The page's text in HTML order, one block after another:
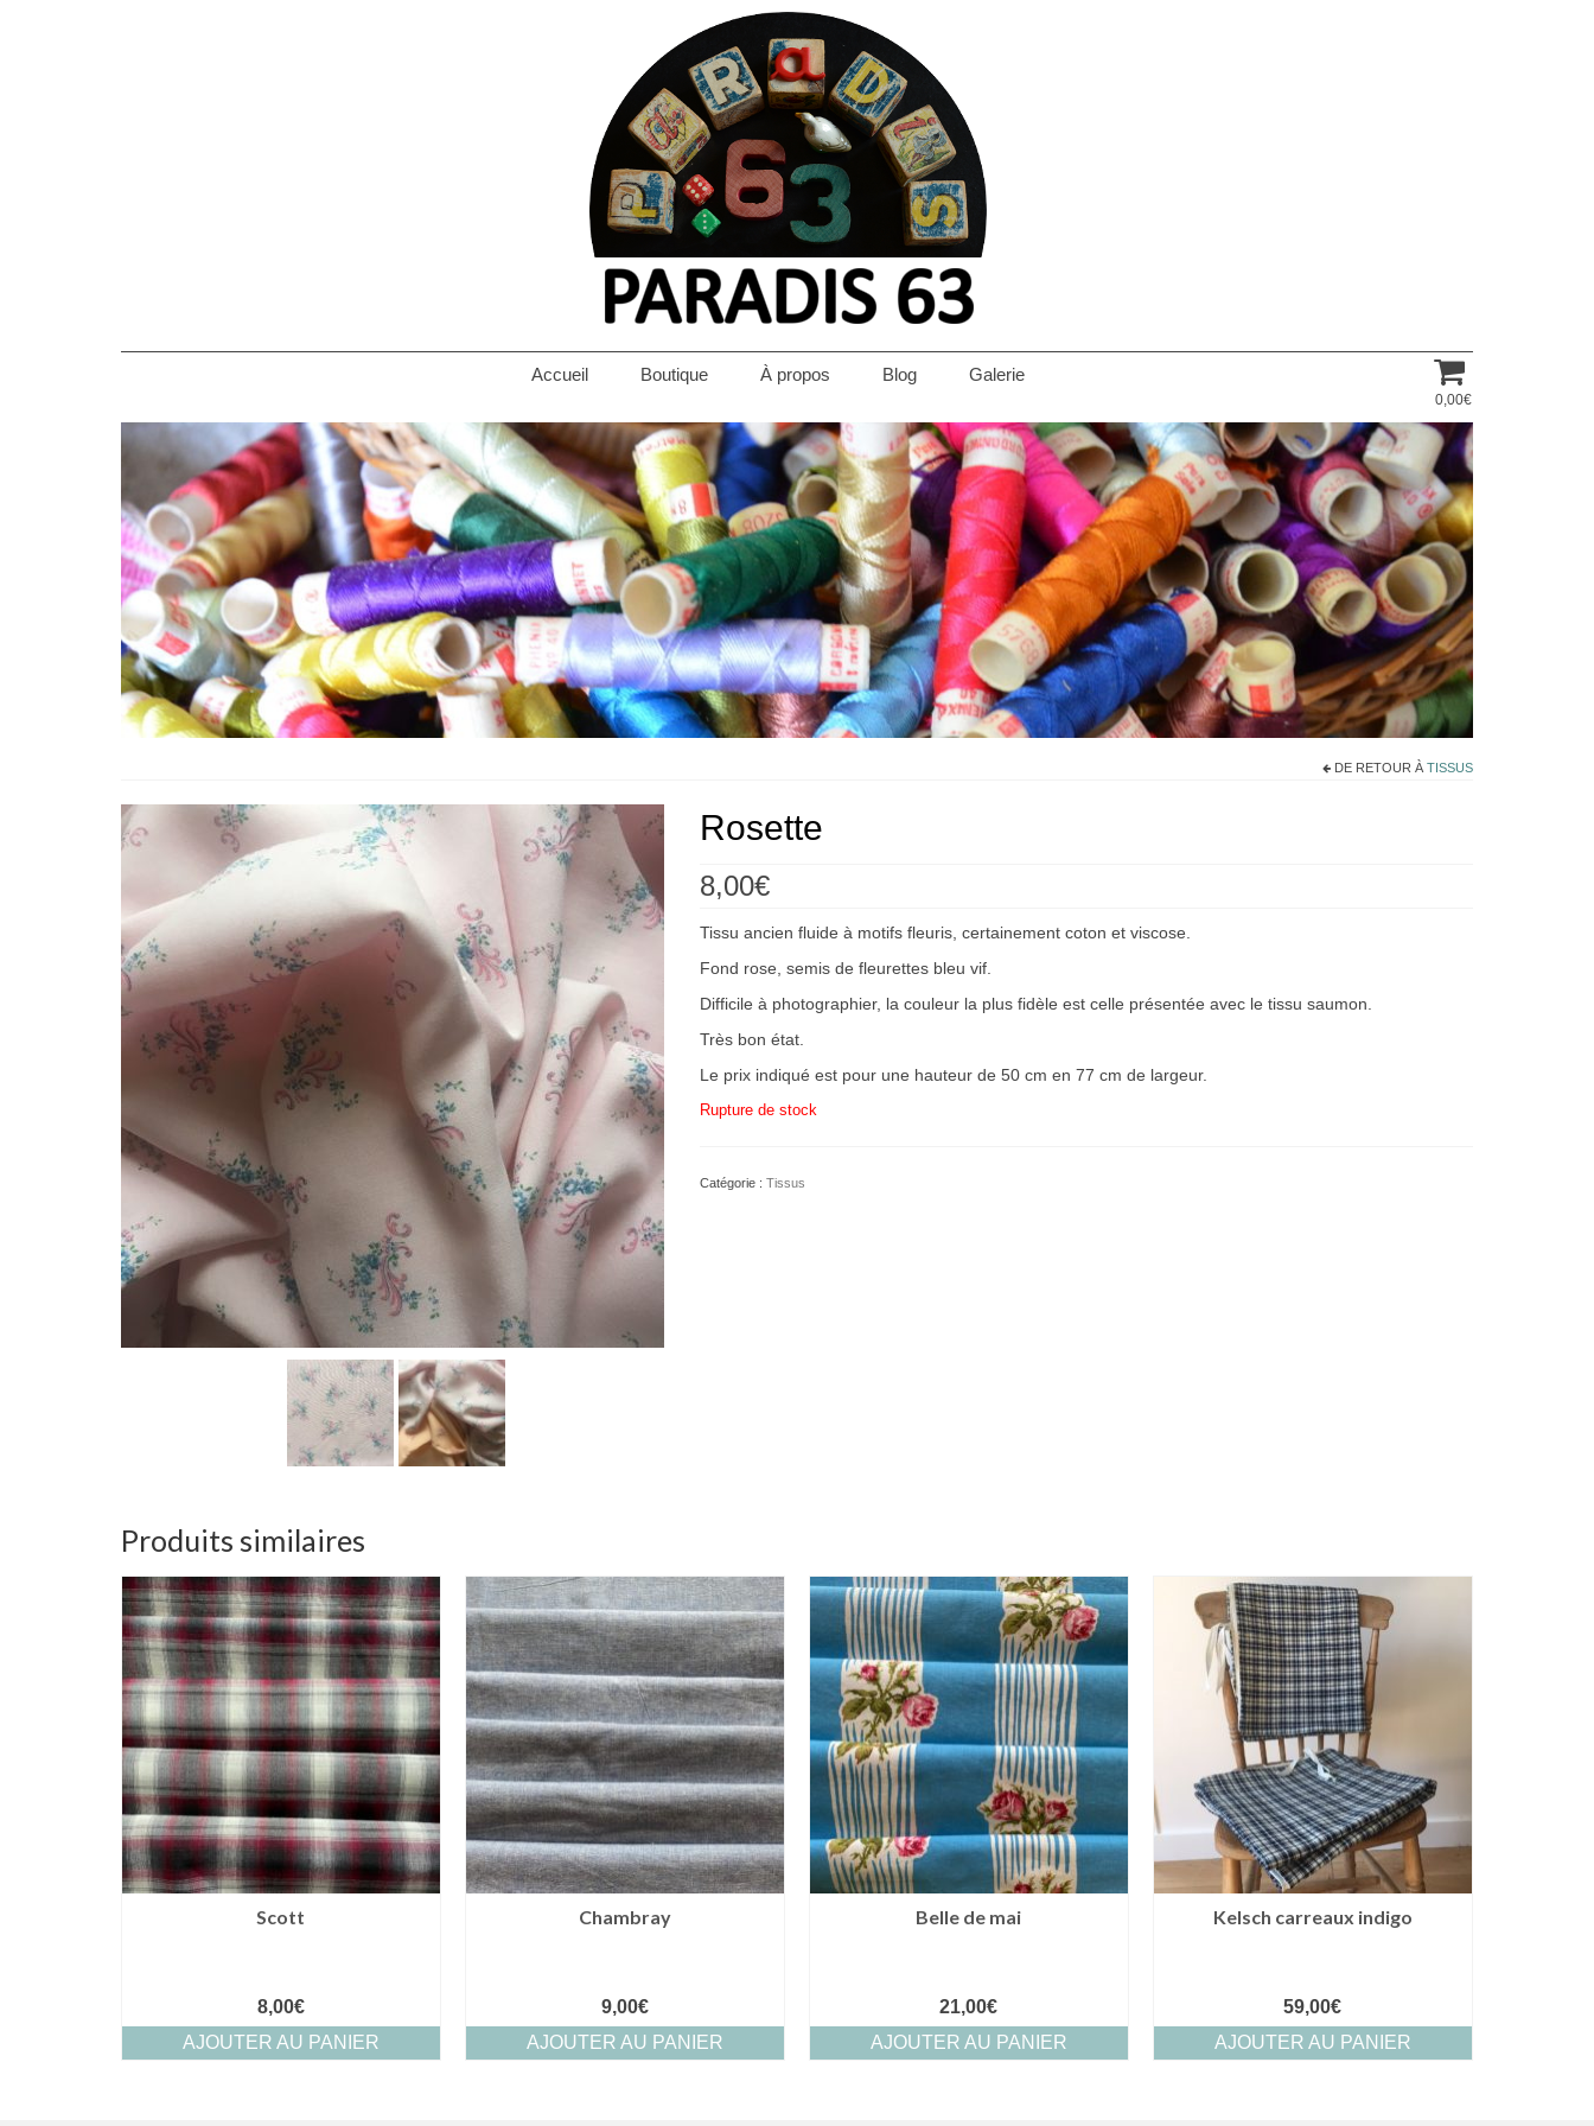
Accueil Boutique À propos Blog Galerie
0,00€
DE RETOUR À TISSUS
Rosette
8,00€
Tissu ancien fluide à motifs fleuris, certainement coton et viscose.
Fond rose, semis de fleurettes bleu vif.
Difficile à photographier, la couleur la plus fidèle est celle présentée avec le tissu saumon.
Très bon état.
Le prix indiqué est pour une hauteur de 50 cm en 77 cm de largeur.
Rupture de stock
Catégorie : Tissus
Produits similaires
Scott
8,00€
AJOUTER AU PANIER
Chambray
9,00€
AJOUTER AU PANIER
Belle de mai
21,00€
AJOUTER AU PANIER
Kelsch carreaux indigo
59,00€
AJOUTER AU PANIER